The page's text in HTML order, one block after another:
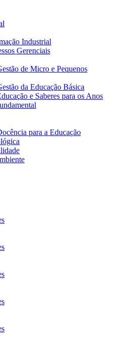
Industrial
Gerenciais
de Micro e Pequenos
da Educação Básica
e Saberes para os Anos
para a Educação